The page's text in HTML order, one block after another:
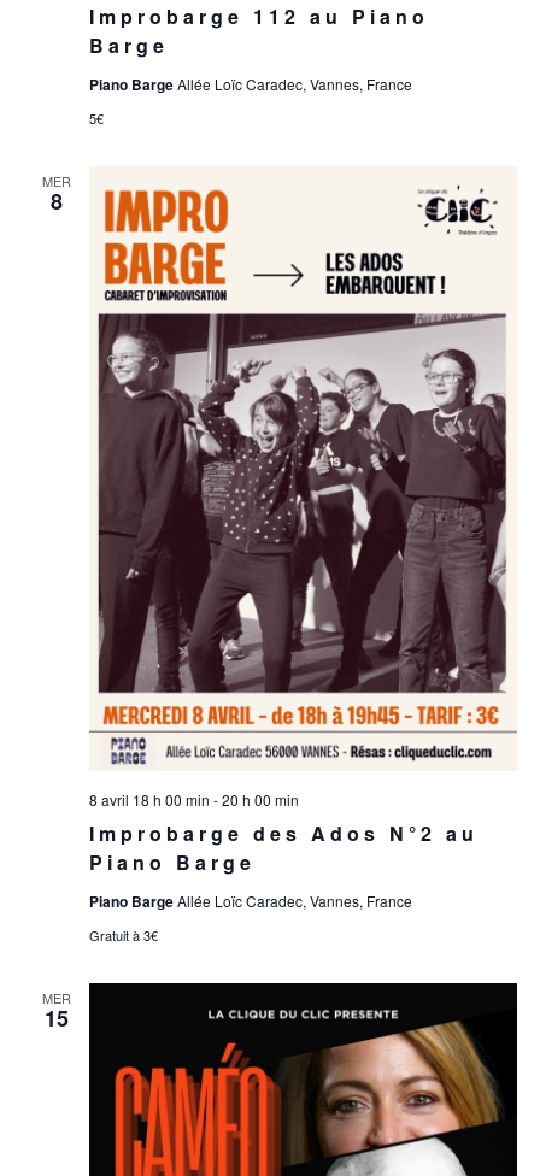
Improbarge 112 au Piano
Barge
Piano BargeAllée Loïc Caradec, Vannes, France
5€
MER
8
Improbarge des Ados N°2 au
Piano Barge
8 avril 18 h 00 min -20 h 00 min
Piano BargeAllée Loïc Caradec, Vannes, France
Gratuit à 3€
MER
15